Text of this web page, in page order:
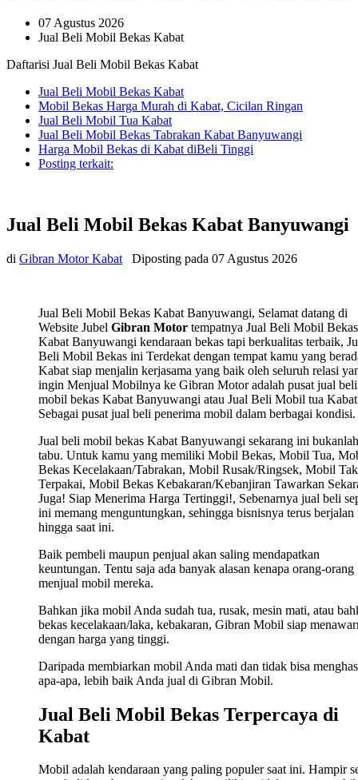
07 Agustus 2026
Jual Beli Mobil Bekas Kabat
Daftarisi Jual Beli Mobil Bekas Kabat
Jual Beli Mobil Bekas Kabat
Mobil Bekas Harga Murah di Kabat, Cicilan Ringan
Jual Beli Mobil Tua Kabat
Jual Beli Mobil Bekas Tabrakan Kabat Banyuwangi
Harga Mobil Bekas di Kabat diBeli Tinggi
Posting terkait:
Jual Beli Mobil Bekas Kabat Banyuwangi
di Gibran Motor Kabat Diposting pada 07 Agustus 2026
Jual Beli Mobil Bekas Kabat Banyuwangi, Selamat datang di
Website Jubel Gibran Motor tempatnya Jual Beli Mobil Bekas
Kabat Banyuwangi kendaraan bekas tapi berkualitas terbaik,
Beli Mobil Bekas ini Terdekat dengan tempat kamu yang
Kabat siap menjalin kerjasama yang baik oleh seluruh relasi
ingin Menjual Mobilnya ke Gibran Motor adalah pusat jual beli
mobil bekas Kabat Banyuwangi atau Jual Beli Mobil tua
Sebagai pusat jual beli penerima mobil dalam berbagai kondisi.
Jual beli mobil bekas Kabat Banyuwangi sekarang ini
tabu. Untuk kamu yang memiliki Mobil Bekas, Mobil Tua,
Bekas Kecelakaan/Tabrakan, Mobil Rusak/Ringsek, Mobil Tak
Terpakai, Mobil Bekas Kebakaran/Kebanjiran Tawarkan
Juga! Siap Menerima Harga Tertinggi!, Sebenarnya jual beli
ini memang menguntungkan, sehingga bisnisnya terus berjalan
hingga saat ini.
Baik pembeli maupun penjual akan saling mendapatkan
keuntungan. Tentu saja ada banyak alasan kenapa orang-orang
menjual mobil mereka.
Bahkan jika mobil Anda sudah tua, rusak, mesin mati, atau
bekas kecelakaan/laka, kebakaran, Gibran Mobil siap
dengan harga yang tinggi.
Daripada membiarkan mobil Anda mati dan tidak bisa
apa-apa, lebih baik Anda jual di Gibran Mobil.
Jual Beli Mobil Bekas Terpercaya di
Kabat
Mobil adalah kendaraan yang paling populer saat ini. Hampir